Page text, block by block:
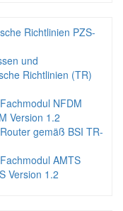
Richtlinien PZS-
und
Richtlinien (TR)
NFDM
Version 1.2
gemäß BSI TR-
AMTS
Version 1.2